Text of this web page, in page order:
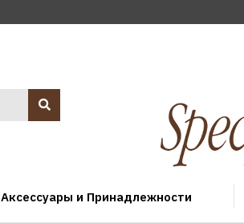
Аксессуары и Принадлежности